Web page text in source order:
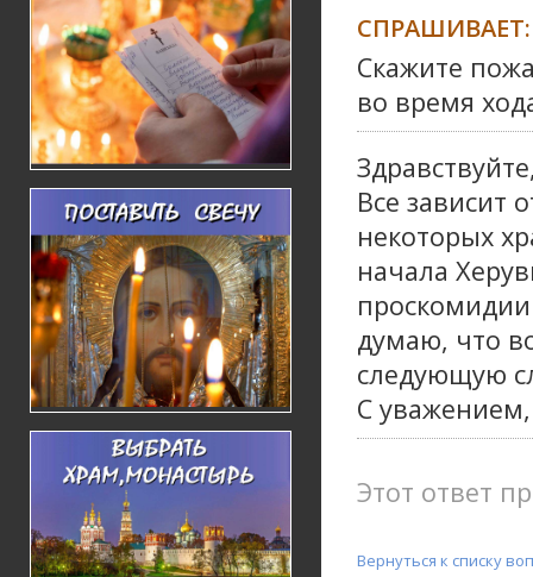
СПРАШИВАЕТ:
Скажите
во время
Все зависит
некоторых
начала
думаю, что
следующую
С
Этот ответ
Вернуться к списку